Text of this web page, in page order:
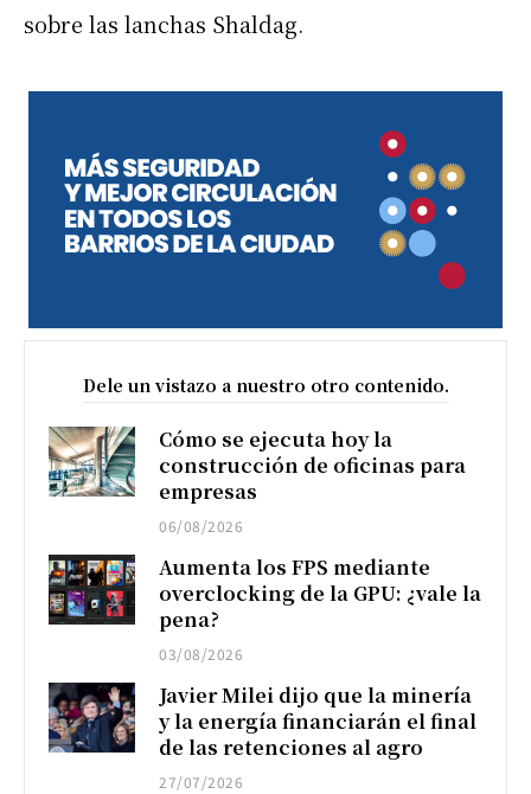
sobre las lanchas Shaldag.
Dele un vistazo a nuestro otro contenido.
Cómo se ejecuta hoy la
construcción de oficinas para
empresas
06/08/2026
Aumenta los FPS mediante
overclocking de la GPU: ¿vale la
pena?
03/08/2026
Javier Milei dijo que la minería
y la energía financiarán el final
de las retenciones al agro
27/07/2026